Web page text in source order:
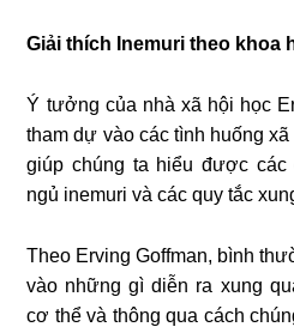
Giải thích Inemuri theo khoa
Ý tưởng của nhà xã hội học
tham dự vào các tình huống
giúp chúng ta hiểu được
ngủ inemuri và các quy tắc
Theo Erving Goffman, bình
vào những gì diễn ra xung
cơ thể và thông qua cách